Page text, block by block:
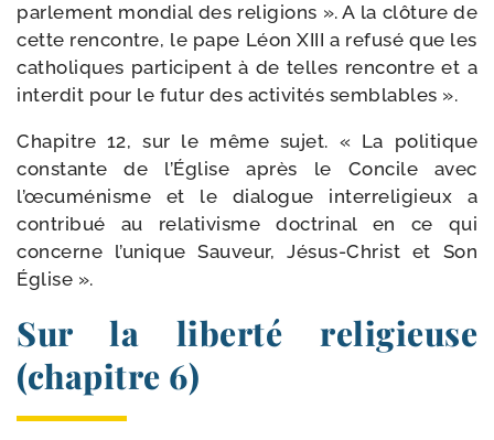
par­le­ment mon­dial des reli­gions ». A la clô­ture de
cette ren­contre, le pape Léon XIII a refu­sé que les
catho­liques par­ti­cipent à de telles ren­contre et a
inter­dit pour le futur des acti­vi­tés semblables ».
Chapitre 12, sur le même sujet. « La poli­tique
constante de l’Église après le Concile avec
l’œcuménisme et le dia­logue inter­re­li­gieux a
contri­bué au rela­ti­visme doc­tri­nal en ce qui
concerne l’unique Sauveur, Jésus-​Christ et Son
Église ».
Sur la liberté religieuse
(chapitre 6)